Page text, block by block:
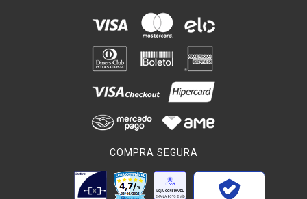
COMPRA SEGURA